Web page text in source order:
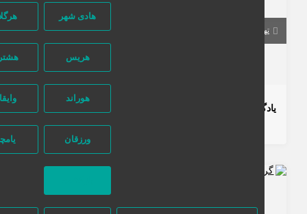
هادی شهر هرگلان
هریس هشترود
هوراند وایقان
ورزقان یامچی
تهران تهران
320,000 تومان
یادگیری برنامه نویسی R
خدمات آموزشی